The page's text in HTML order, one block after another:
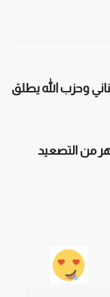
وحزب الله يطلق
من التصعيد